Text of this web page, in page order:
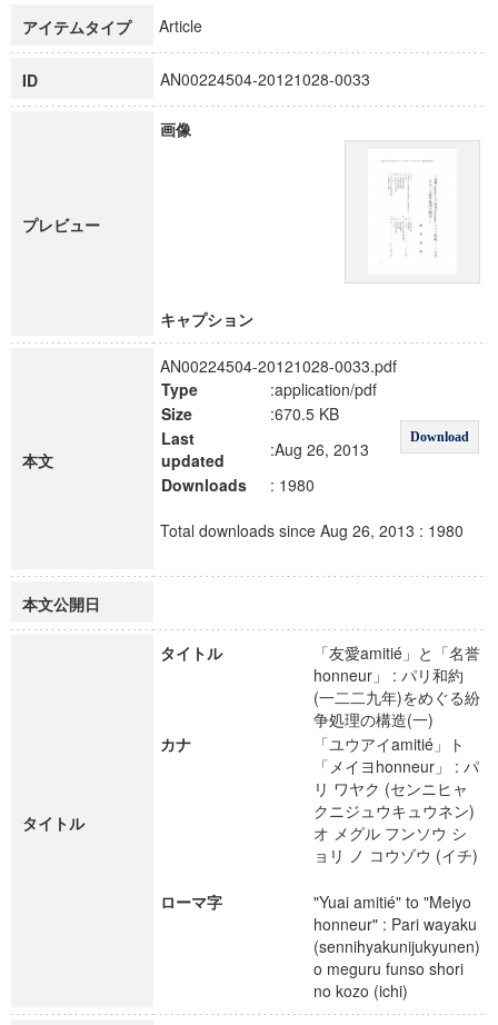
博士課程教育リーディングプログラム「超成熟社会発展のサ
アイテムタイプ Article
ID AN00224504-20121028-0033
プレビュー
画像
キャプション
本文
AN00224504-20121028-0033.pdf
Type
:application/pdf
Download
Size
:670.5 KB
Last
updated
:Aug 26, 2013
Downloads
: 1980
Total downloads since Aug 26, 2013 : 1980
本文公開日
タイトル
タイトル
「友愛amitié」と「名誉
honneur」 : パリ和約
(一二二九年)をめぐる紛
争処理の構造(一)
カナ
「ユウアイamitié」ト
「メイヨhonneur」 : パ
リ ワヤク (センニヒャ
クニジュウキュウネン)
オ メグル フンソウ シ
ョリ ノ コウゾウ (イチ)
ローマ字
"Yuai amitié" to "Meiyo
honneur" : Pari wayaku
(sennihyakunijukyunen)
o meguru funso shori
no kozo (ichi)